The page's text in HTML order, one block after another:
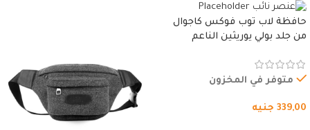
حافظة لاب توب فوكس كاجوال
من جلد بولي يوريثين الناعم
وسوستة.
متوفر في المخزون
339,00 جنيه